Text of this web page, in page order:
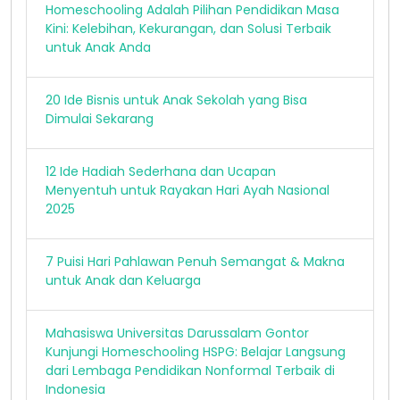
Homeschooling Adalah Pilihan Pendidikan Masa
Kini: Kelebihan, Kekurangan, dan Solusi Terbaik
untuk Anak Anda
20 Ide Bisnis untuk Anak Sekolah yang Bisa
Dimulai Sekarang
12 Ide Hadiah Sederhana dan Ucapan
Menyentuh untuk Rayakan Hari Ayah Nasional
2025
7 Puisi Hari Pahlawan Penuh Semangat & Makna
untuk Anak dan Keluarga
Mahasiswa Universitas Darussalam Gontor
Kunjungi Homeschooling HSPG: Belajar Langsung
dari Lembaga Pendidikan Nonformal Terbaik di
Indonesia